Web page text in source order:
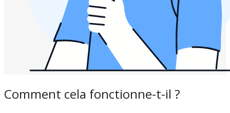
Comment cela fonctionne-t-il ?